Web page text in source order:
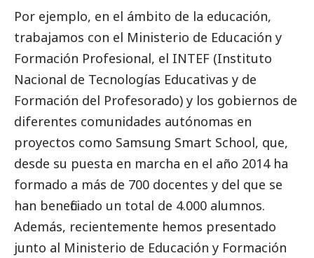
Por ejemplo, en el ámbito de la educación,
trabajamos con el Ministerio de Educación y
Formación Profesional, el INTEF (Instituto
Nacional de Tecnologías Educativas y de
Formación del Profesorado) y los gobiernos de
diferentes comunidades autónomas en
proyectos como Samsung Smart School, que,
desde su puesta en marcha en el año 2014 ha
formado a más de 700 docentes y del que se
han beneficiado un total de 4.000 alumnos.
Además, recientemente hemos presentado
junto al Ministerio de Educación y Formación